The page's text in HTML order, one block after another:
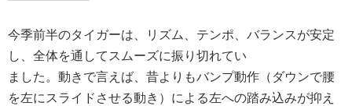
今季前半のタイガーは、リズム、テンポ、バランスが安定
し、全体を通してスムーズに振り切れてい
ました。動きで言えば、昔よりもバンプ動作（ダウンで腰
を左にスライドさせる動き）による左への踏み込みが抑え